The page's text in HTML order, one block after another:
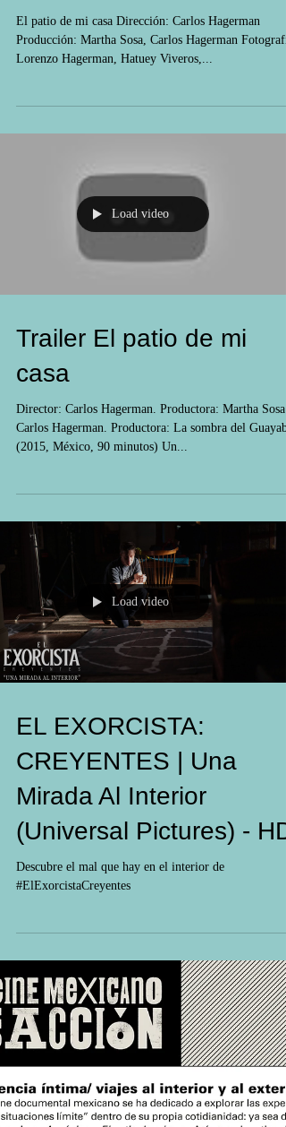
El patio de mi casa Dirección: Carlos Hagerman
Producción: Martha Sosa, Carlos Hagerman
Lorenzo Hagerman, Hatuey Viveros,...
Load video
Trailer El patio de mi
casa
Director: Carlos Hagerman. Productora: Martha Sosa
Carlos Hagerman. Productora: La sombra del
(2015, México, 90 minutos) Un...
Load video
EL EXORCISTA:
CREYENTES | Una
Mirada Al Interior
(Universal Pictures) - HD
Descubre el mal que hay en el interior de
#ElExorcistaCreyentes